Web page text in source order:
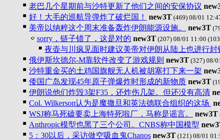
老巴几个星期前与沙特更新了他们之间的安保协议
好！大毛的巡航导弹炸了破烂国！
new3T (469) 08/01
美帝以纳粹这个周末准备轰炸伊朗能源设施。 new3T
sorry，链子错了，这是对的 new3T (207) 08/01 11:00
夜壶与川疯见面时建议美帝对伊朗从陆上也进行封
俄伊斯坎德尔-M靠软件改变了游戏规则 new3T (327) 08/
沙特重金买的土鸡国旗舰无人机被胡塞打下来一架
倭国广岛发现45年原子弹爆炸时形成的新物质 new3T
伊朗说他们炸毁3架F35，还炸伤几架。但还没有高清
Col. Wilkerson认为是魔撒旦和英法德联合组织的这场
WSJ称马死磕要卖上海特死啦厂，马称是谣言。
new3T
Anthropic模型也黑了三个公司。CNBS称中国模型
5：30以后，采访做空吸血鬼Chanos new3T (121) 08/01